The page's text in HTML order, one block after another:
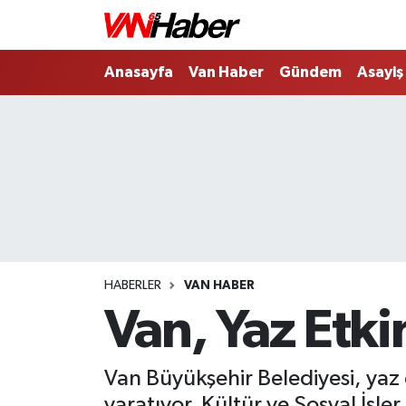
Anasayfa Van Haber Gündem Asayiş
HABERLER VAN HABER
Van, Yaz
Van Büyükşehir Belediyesi,
Nöbetçi Eczaneler
Haber Arşivi